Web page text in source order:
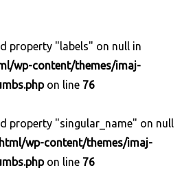
property "labels" on null in
wp-content/themes/imaj-
on line 76
property "singular_name" on null
wp-content/themes/imaj-
on line 76